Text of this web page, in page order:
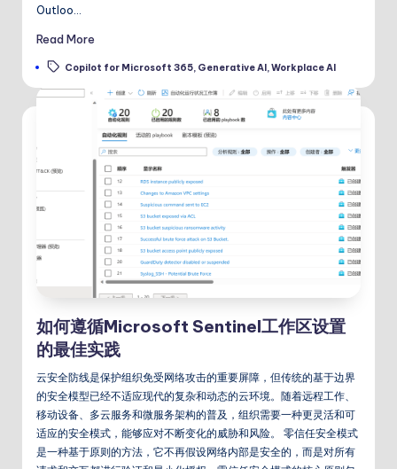
Outloo…
Read More
Tags: Copilot for Microsoft 365, Generative AI,Workplace AI
如何遵循Microsoft Sentinel工作区设置
的最佳实践
云安全防线是保护组织免受网络攻击的重要屏障，但传统的基于边界
的安全模型已经不适应现代的复杂和动态的云环境。随着远程工作、
移动设备、多云服务和微服务架构的普及，组织需要一种更灵活和可
适应的安全模式，能够应对不断变化的威胁和风险。 零信任安全模式
是一种基于原则的方法，它不再假设网络内部是安全的，而是对所有